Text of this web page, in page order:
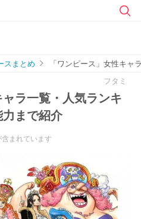
スまとめ
「ワンピース」女性キャ
フタミ
ャラ一覧・人気ランキ
まで紹介
まれています